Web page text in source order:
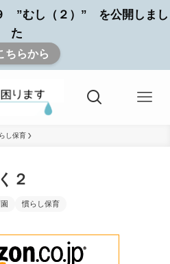
”むし（２）” を公開しまし
た
ちらから
し保育
２
慣らし保育